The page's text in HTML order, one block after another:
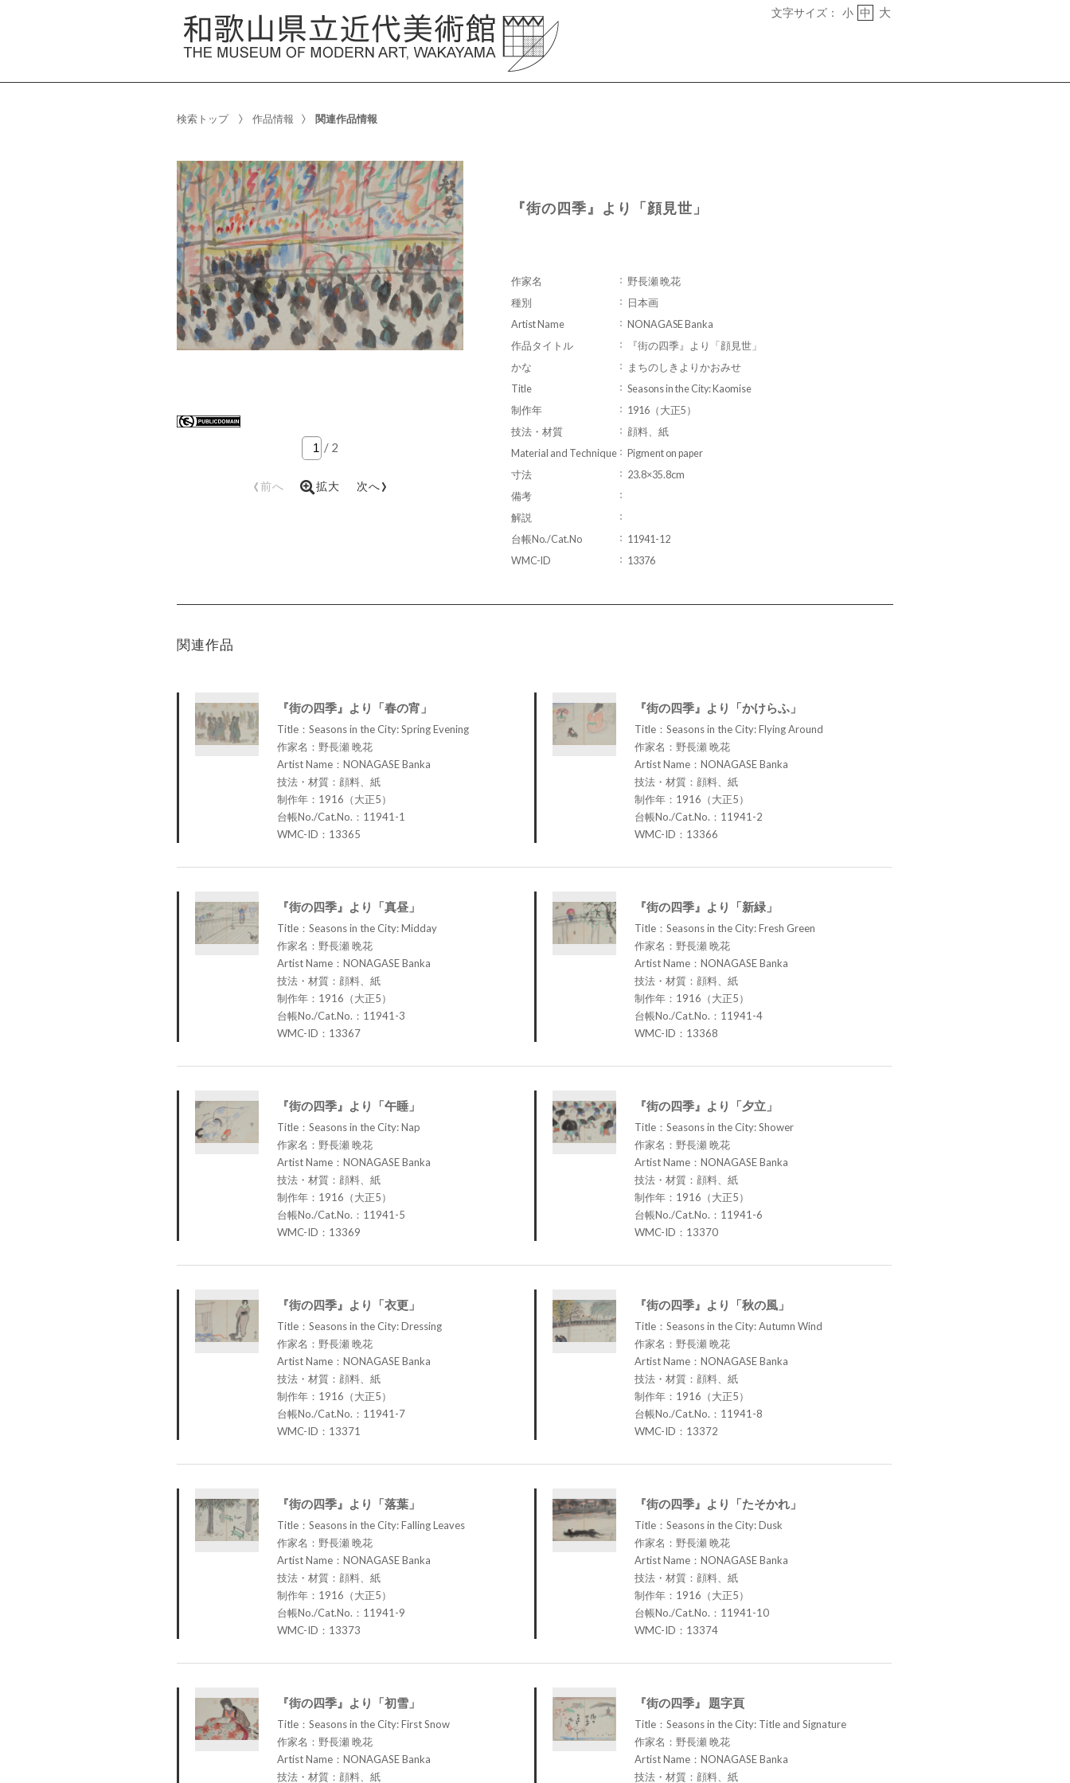
文字サイズ： 小 中 大
検索トップ 作品情報 関連作品情報
/ 2
‹前へ 拡大 次へ›
『街の四季』より「顔見世」
作家名
野長瀬 晩花
種別
日本画
Artist Name
NONAGASE Banka
作品タイトル
『街の四季』より「顔見世」
かな
まちのしきよりかおみせ
Title
Seasons in the City: Kaomise
制作年
1916（大正5）
技法・材質
顔料、紙
Material and Technique
Pigment on paper
寸法
23.8×35.8cm
備考
解説
台帳No./Cat.No
11941-12
WMC-ID
13376
関連作品
『街の四季』より「春の宵」
Title：Seasons in the City: Spring Evening
作家名：野長瀬 晩花
Artist Name：NONAGASE Banka
技法・材質：顔料、紙
制作年：1916（大正5）
台帳No./Cat.No.：11941-1
WMC-ID：13365
『街の四季』より「かけらふ」
Title：Seasons in the City: Flying Around
作家名：野長瀬 晩花
Artist Name：NONAGASE Banka
技法・材質：顔料、紙
制作年：1916（大正5）
台帳No./Cat.No.：11941-2
WMC-ID：13366
『街の四季』より「真昼」
Title：Seasons in the City: Midday
作家名：野長瀬 晩花
Artist Name：NONAGASE Banka
技法・材質：顔料、紙
制作年：1916（大正5）
台帳No./Cat.No.：11941-3
WMC-ID：13367
『街の四季』より「新緑」
Title：Seasons in the City: Fresh Green
作家名：野長瀬 晩花
Artist Name：NONAGASE Banka
技法・材質：顔料、紙
制作年：1916（大正5）
台帳No./Cat.No.：11941-4
WMC-ID：13368
『街の四季』より「午睡」
Title：Seasons in the City: Nap
作家名：野長瀬 晩花
Artist Name：NONAGASE Banka
技法・材質：顔料、紙
制作年：1916（大正5）
台帳No./Cat.No.：11941-5
WMC-ID：13369
『街の四季』より「夕立」
Title：Seasons in the City: Shower
作家名：野長瀬 晩花
Artist Name：NONAGASE Banka
技法・材質：顔料、紙
制作年：1916（大正5）
台帳No./Cat.No.：11941-6
WMC-ID：13370
『街の四季』より「衣更」
Title：Seasons in the City: Dressing
作家名：野長瀬 晩花
Artist Name：NONAGASE Banka
技法・材質：顔料、紙
制作年：1916（大正5）
台帳No./Cat.No.：11941-7
WMC-ID：13371
『街の四季』より「秋の風」
Title：Seasons in the City: Autumn Wind
作家名：野長瀬 晩花
Artist Name：NONAGASE Banka
技法・材質：顔料、紙
制作年：1916（大正5）
台帳No./Cat.No.：11941-8
WMC-ID：13372
『街の四季』より「落葉」
Title：Seasons in the City: Falling Leaves
作家名：野長瀬 晩花
Artist Name：NONAGASE Banka
技法・材質：顔料、紙
制作年：1916（大正5）
台帳No./Cat.No.：11941-9
WMC-ID：13373
『街の四季』より「たそかれ」
Title：Seasons in the City: Dusk
作家名：野長瀬 晩花
Artist Name：NONAGASE Banka
技法・材質：顔料、紙
制作年：1916（大正5）
台帳No./Cat.No.：11941-10
WMC-ID：13374
『街の四季』より「初雪」
Title：Seasons in the City: First Snow
作家名：野長瀬 晩花
Artist Name：NONAGASE Banka
技法・材質：顔料、紙
『街の四季』 題字頁
Title：Seasons in the City: Title and Signature
作家名：野長瀬 晩花
Artist Name：NONAGASE Banka
技法・材質：顔料、紙